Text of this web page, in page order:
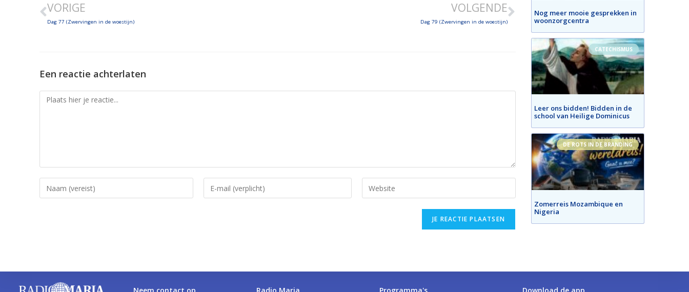
VORIGE
Dag 77 (Zwervingen in de woestijn)
VOLGENDE
Dag 79 (Zwervingen in de woestijn)
Een reactie achterlaten
Nog meer mooie gesprekken in
woonzorgcentra
CATECHISMUS
Leer ons bidden! Bidden in de
school van Heilige Dominicus
DE ROTS IN DE BRANDING
Zomerreis Mozambique en
Nigeria